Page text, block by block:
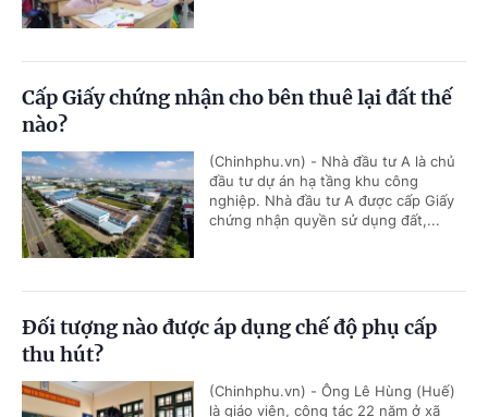
Cấp Giấy chứng nhận cho bên thuê lại đất thế
nào?
(Chinhphu.vn) - Nhà đầu tư A là chủ
đầu tư dự án hạ tầng khu công
nghiệp. Nhà đầu tư A được cấp Giấy
chứng nhận quyền sử dụng đất,...
Đối tượng nào được áp dụng chế độ phụ cấp
thu hút?
(Chinhphu.vn) - Ông Lê Hùng (Huế)
là giáo viên, công tác 22 năm ở xã